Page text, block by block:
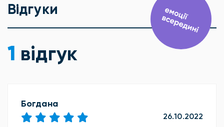
Відгуки
1 відгук
Богдана
26.10.2022